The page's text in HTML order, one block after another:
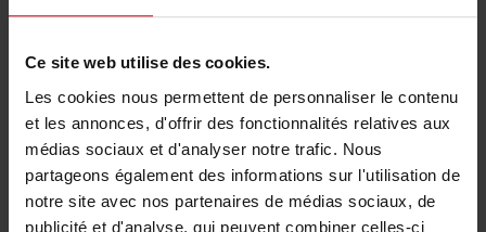
Ce site web utilise des cookies.
Les cookies nous permettent de personnaliser le contenu
et les annonces, d'offrir des fonctionnalités relatives aux
médias sociaux et d'analyser notre trafic. Nous
partageons également des informations sur l'utilisation de
notre site avec nos partenaires de médias sociaux, de
publicité et d'analyse, qui peuvent combiner celles-ci
R851X045 1"